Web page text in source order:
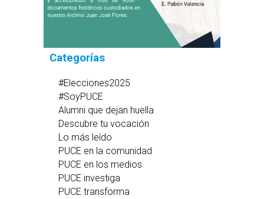
Categorías
#Elecciones2025
#SoyPUCE
Alumni que dejan huella
Descubre tu vocación
Lo más leído
PUCE en la comunidad
PUCE en los medios
PUCE investiga
PUCE transforma